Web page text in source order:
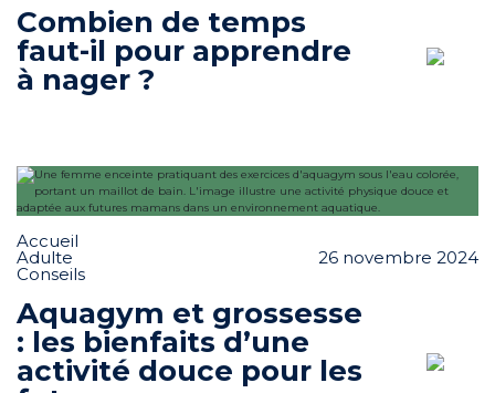
Combien de temps
faut-il pour apprendre
à nager ?
Accueil
Adulte
Conseils
26 novembre 2024
Aquagym et grossesse
: les bienfaits d’une
activité douce pour les